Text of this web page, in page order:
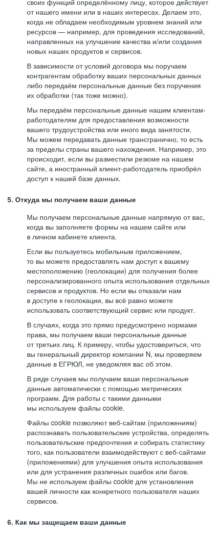
своих функций определённому лицу, которое действует
от нашего имени или в наших интересах. Делаем это,
когда не обладаем необходимым уровнем знаний или
ресурсов — например, для проведения исследований,
направленных на улучшение качества и/или создания
новых наших продуктов и сервисов.
В зависимости от условий договора мы поручаем
контрагентам обработку ваших персональных данных
либо передаём персональные данные без поручения
их обработки (так тоже можно).
Мы передаём персональные данные нашим клиентам-
работодателям для предоставления возможности
вашего трудоустройства или иного вида занятости.
Мы можем передавать данные трансгранично, то есть
за пределы страны вашего нахождения. Например, это
происходит, если вы разместили резюме на нашем
сайте, а иностранный клиент-работодатель приобрёл
доступ к нашей базе данных.
5. Откуда мы получаем ваши данные
Мы получаем персональные данные напрямую от вас,
когда вы заполняете формы на нашем сайте или
в личном кабинете клиента.
Если вы пользуетесь мобильным приложением,
то вы можете предоставлять нам доступ к вашему
местоположению (геолокации) для получения более
персонализированного опыта использования отдельных
сервисов и продуктов. Но если вы отказали нам
в доступе к геолокации, вы всё равно можете
использовать соответствующий сервис или продукт.
В случаях, когда это прямо предусмотрено нормами
права, мы получаем ваши персональные данные
от третьих лиц. К примеру, чтобы удостовериться, что
вы генеральный директор компании N, мы проверяем
данные в ЕГРЮЛ, не уведомляя вас об этом.
В ряде случаев мы получаем ваши персональные
данные автоматически с помощью метрических
программ. Для работы с такими данными
мы используем файлы cookie.
Файлы cookie позволяют веб-сайтам (приложениям)
распознавать пользовательские устройства, определять
пользовательские предпочтения и собирать статистику
того, как пользователи взаимодействуют с веб-сайтами
(приложениями) для улучшения опыта использования
или для устранения различных ошибок или багов.
Мы не используем файлы cookie для установления
вашей личности как конкретного пользователя наших
сервисов.
6. Как мы защищаем ваши данные